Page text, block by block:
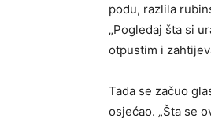
podu, razlila
„Pogledaj šta si
otpustim i
Tada se začuo
osjećao. „Šta se